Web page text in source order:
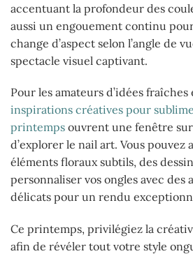
accentuant la profondeur des
aussi un engouement continu
change d’aspect selon l’angle de
spectacle visuel captivant.
Pour les amateurs d’idées
inspirations créatives pour
printemps ouvrent une fenêtre
d’explorer le nail art. Vous pouvez
éléments floraux subtils, des
personnaliser vos ongles avec des
délicats pour un rendu
Ce printemps, privilégiez la
afin de révéler tout votre style